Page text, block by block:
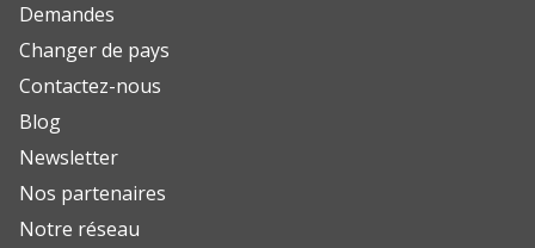
Demandes
Changer de pays
Contactez-nous
Blog
Newsletter
Nos partenaires
Notre réseau